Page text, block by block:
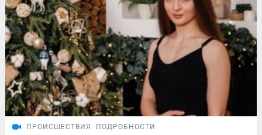
ПРОИСШЕСТВИЯ ПОДРОБНОСТИ